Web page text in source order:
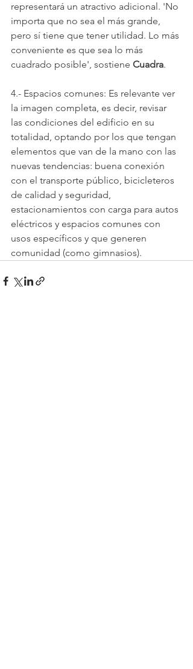
representará un atractivo adicional. 'No
importa que no sea el más grande,
pero sí tiene que tener utilidad. Lo más
conveniente es que sea lo más
cuadrado posible', sostiene Cuadra.
4.- Espacios comunes: Es relevante ver
la imagen completa, es decir, revisar
las condiciones del edificio en su
totalidad, optando por los que tengan
elementos que van de la mano con las
nuevas tendencias: buena conexión
con el transporte público, bicicleteros
de calidad y seguridad,
estacionamientos con carga para autos
eléctricos y espacios comunes con
usos específicos y que generen
comunidad (como gimnasios).